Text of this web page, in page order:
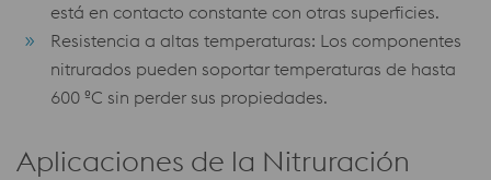
está en contacto constante con otras superficies.
Resistencia a altas temperaturas: Los componentes
nitrurados pueden soportar temperaturas de hasta
600 ºC sin perder sus propiedades.
Aplicaciones de la Nitruración